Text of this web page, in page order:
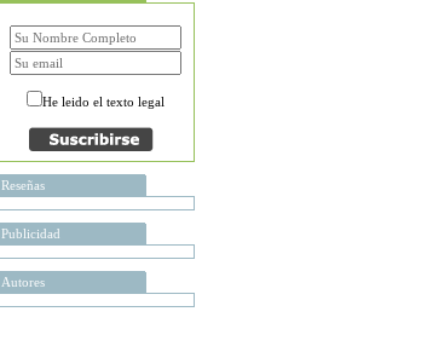
He leido el texto legal
Reseñas
Publicidad
Autores